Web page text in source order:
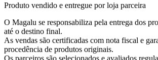
Produto vendido e entregue por loja parceira
O Magalu se responsabiliza pela entrega dos
até o destino final.
As vendas são certificadas com nota fiscal e
procedência de produtos originais.
Os parceiros são selecionados e avaliados